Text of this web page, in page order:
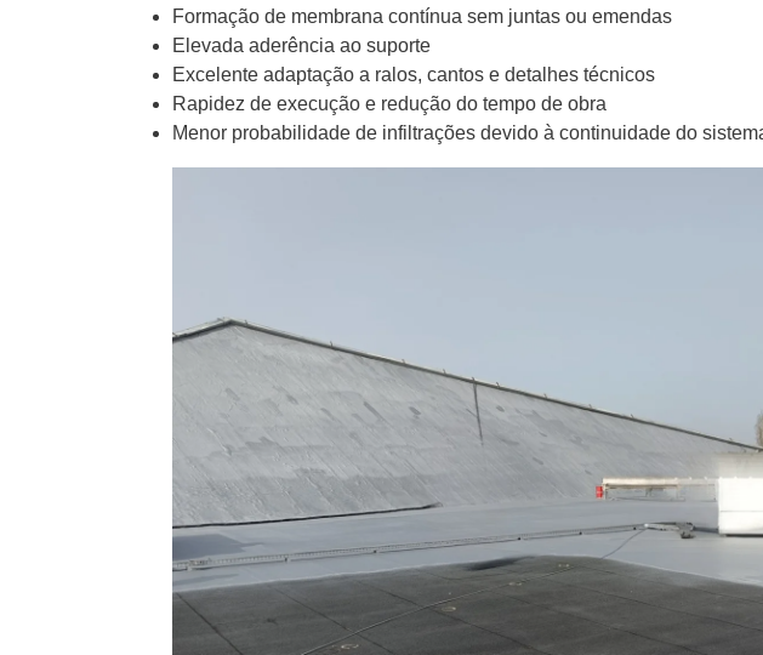
Formação de membrana contínua sem juntas ou emendas
Elevada aderência ao suporte
Excelente adaptação a ralos, cantos e detalhes técnicos
Rapidez de execução e redução do tempo de obra
Menor probabilidade de infiltrações devido à continuidade do